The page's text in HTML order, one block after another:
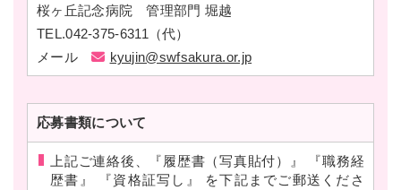
桜ヶ丘記念病院 管理部門 堀越
TEL.042-375-6311 （代）
メール
kyujin@swfsakura.or.jp
応募書類について
上記ご連絡後、
『履歴書（写真貼付）』 『職務経
歴書』 『資格証写し』
を下記までご郵送くださ